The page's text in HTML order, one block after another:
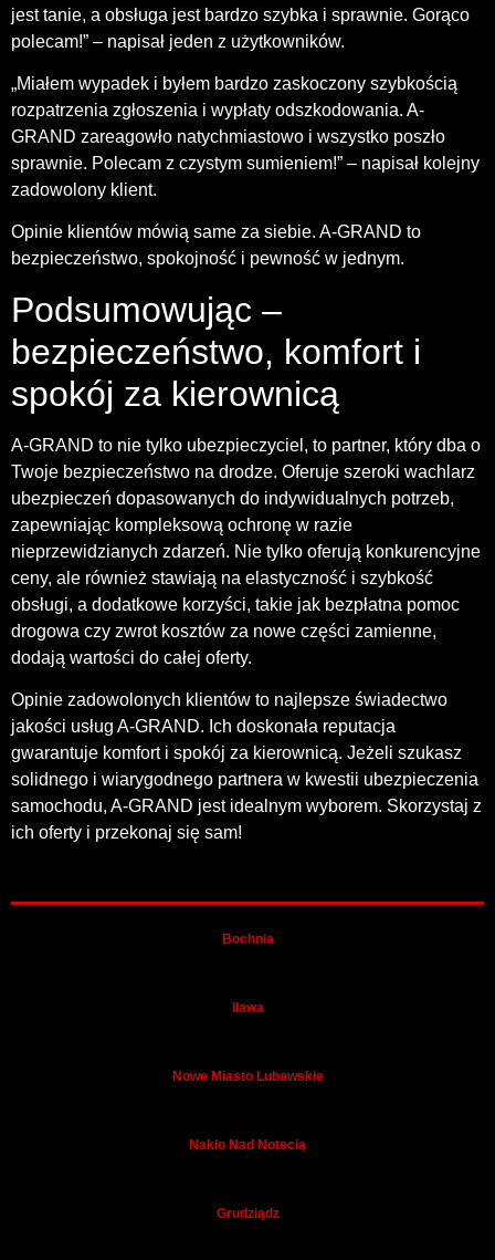
jest tanie, a obsługa jest bardzo szybka i sprawnie. Gorąco
polecam!” – napisał jeden z użytkowników.
„Miałem wypadek i byłem bardzo zaskoczony szybkością
rozpatrzenia zgłoszenia i wypłaty odszkodowania. A-
GRAND zareagowło natychmiastowo i wszystko poszło
sprawnie. Polecam z czystym sumieniem!” – napisał kolejny
zadowolony klient.
Opinie klientów mówią same za siebie. A-GRAND to
bezpieczeństwo, spokojność i pewność w jednym.
Podsumowując –
bezpieczeństwo, komfort i
spokój za kierownicą
A-GRAND to nie tylko ubezpieczyciel, to partner, który dba o
Twoje bezpieczeństwo na drodze. Oferuje szeroki wachlarz
ubezpieczeń dopasowanych do indywidualnych potrzeb,
zapewniając kompleksową ochronę w razie
nieprzewidzianych zdarzeń. Nie tylko oferują konkurencyjne
ceny, ale również stawiają na elastyczność i szybkość
obsługi, a dodatkowe korzyści, takie jak bezpłatna pomoc
drogowa czy zwrot kosztów za nowe części zamienne,
dodają wartości do całej oferty.
Opinie zadowolonych klientów to najlepsze świadectwo
jakości usług A-GRAND. Ich doskonała reputacja
gwarantuje komfort i spokój za kierownicą. Jeżeli szukasz
solidnego i wiarygodnego partnera w kwestii ubezpieczenia
samochodu, A-GRAND jest idealnym wyborem. Skorzystaj z
ich oferty i przekonaj się sam!
Bochnia
Iława
Nowe Miasto Lubawskie
Nakło Nad Notecią
Grudziądz